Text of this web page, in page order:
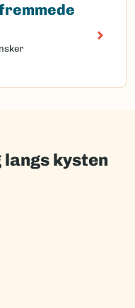
arter
langs kysten